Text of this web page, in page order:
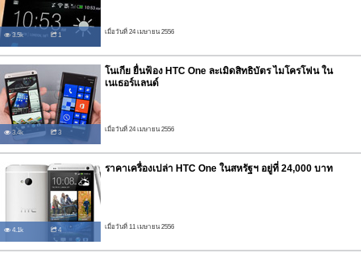
3.5k 1 เมื่อวันที่ 24 เมษายน 2556
3.4k 3
โนเกีย ยื่นฟ้อง HTC One ละเมิดสิทธิบัตร ไมโครโฟน ใน
เนเธอร์แลนด์
เมื่อวันที่ 24 เมษายน 2556
4.1k 4
ราคาเครื่องเปล่า HTC One ในสหรัฐฯ อยู่ที่ 24,000 บาท
เมื่อวันที่ 11 เมษายน 2556